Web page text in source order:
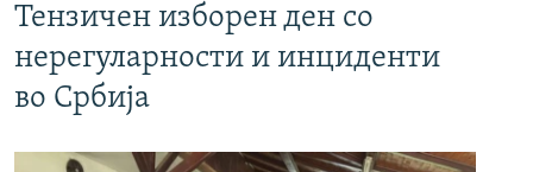
Тензичен изборен ден со
нерегуларности и инциденти
во Србија